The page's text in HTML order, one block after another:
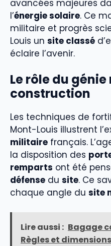
avancées majeures
l’énergie solaire. Ce
militaire et progrès
Louis un site classé
éclaire l’avenir.
Le rôle du
construction
Les techniques de
Mont-Louis illustrent
militaire français.
la disposition des
remparts ont été
défense du site. Ce
chaque angle du site
Lire aussi : Bagage
Règles et